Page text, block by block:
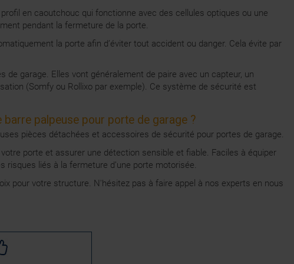
en caoutchouc qui fonctionne avec des cellules optiques ou une
pendant la fermeture de la porte.
la porte afin d’éviter tout accident ou danger. Cela évite par
garage. Elles vont généralement de paire avec un capteur, un
(Somfy ou Rollixo par exemple). Ce système de sécurité est
palpeuse pour porte de garage ?
pièces détachées et accessoires de sécurité pour portes de garage.
porte et assurer une détection sensible et fiable. Faciles à équiper
liés à la fermeture d’une porte motorisée.
pour votre structure. N'hésitez pas à faire appel à nos experts en nous